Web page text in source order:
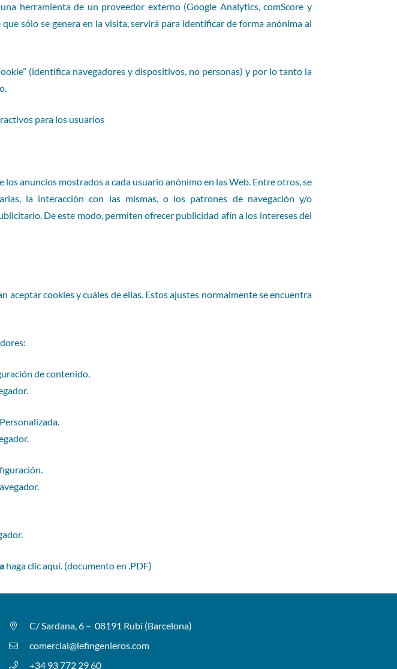
herramienta de un proveedor externo (Google Analytics, comScore y
sólo se genera en la visita, servirá para identificar de forma anónima al
(identifica navegadores y dispositivos, no personas) y por lo tanto la
para los usuarios
anuncios mostrados a cada usuario anónimo en las Web. Entre otros, se
la interacción con las mismas, o los patrones de navegación y/o
De este modo, permiten ofrecer publicidad afín a los intereses del
cookies y cuáles de ellas. Estos ajustes normalmente se encuentra
de contenido.
haga clicaquí. (documento en .PDF)
C/ Sardana, 6 – 08191 Rubí (Barcelona)
comercial@lefingenieros.com
+34 93 772 29 60